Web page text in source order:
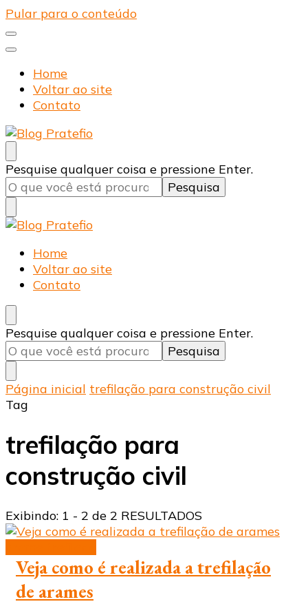
Pular para o conteúdo
Home
Voltar ao site
Contato
Blog Pratefio
Arames e Telas de Qualidade
Procurando
algo?
Pesquise qualquer coisa e pressione Enter.
Blog Pratefio
Arames e Telas de Qualidade
Home
Voltar ao site
Contato
Procurando
algo?
Pesquise qualquer coisa e pressione Enter.
Página inicial trefilação para construção civil
Tag
trefilação para
construção civil
Exibindo: 1 - 2 de 2 RESULTADOS
Veja como é realizada a trefilação
de arames